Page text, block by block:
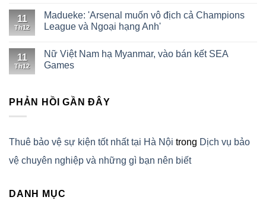
11
Th12
Madueke: 'Arsenal muốn vô địch cả Champions
League và Ngoại hạng Anh'
11
Th12
Nữ Việt Nam hạ Myanmar, vào bán kết SEA
Games
PHẢN HỒI GẦN ĐÂY
Thuê bảo vệ sự kiện tốt nhất tại Hà Nội trong Dịch vụ bảo
vệ chuyên nghiệp và những gì bạn nên biết
DANH MỤC